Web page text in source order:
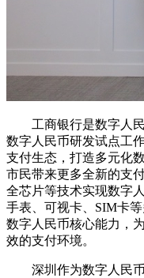
工商银行是数字人
数字人民币研发试点工
支付生态，打造多元化
市民带来更多全新的支
全芯片等技术实现数字
手表、可视卡、SIM卡
数字人民币核心能力，
效的支付环境。
深圳作为数字人民